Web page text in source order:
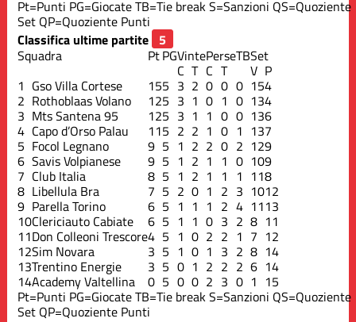
Pt=Punti PG=GiocateTB=Tie breakS=Sanzioni QS=Quoziente
Set QP=Quoziente Punti
Classifica ultime partite
Squadra
PtPGVintePerseTBSet
C T C T V P
1 Gso Villa Cortese 155 3 2 0 0 0 154
2 Rothoblaas Volano 125 3 1 0 1 0 134
3 Mts Santena 95 125 3 1 1 0 0 136
4 Capo d’Orso Palau 115 2 2 1 0 1 137
5 Focol Legnano 9 5 1 2 2 0 2 129
6 Savis Volpianese 9 5 1 2 1 1 0 109
7 Club Italia 8 5 1 2 1 1 1 118
8 Libellula Bra 7 5 2 0 1 2 3 1012
9 Parella Torino 6 5 1 1 1 2 4 1113
10Clericiauto Cabiate 6 5 1 1 0 3 2 8 11
11Don Colleoni Trescore4 5 1 0 2 2 1 7 12
12Sim Novara 3 5 1 0 1 3 2 8 14
13Trentino Energie 3 5 0 1 2 2 2 6 14
14Academy Valtellina 0 5 0 0 2 3 0 1 15
Pt=Punti PG=GiocateTB=Tie breakS=Sanzioni QS=Quoziente
Set QP=Quoziente Punti